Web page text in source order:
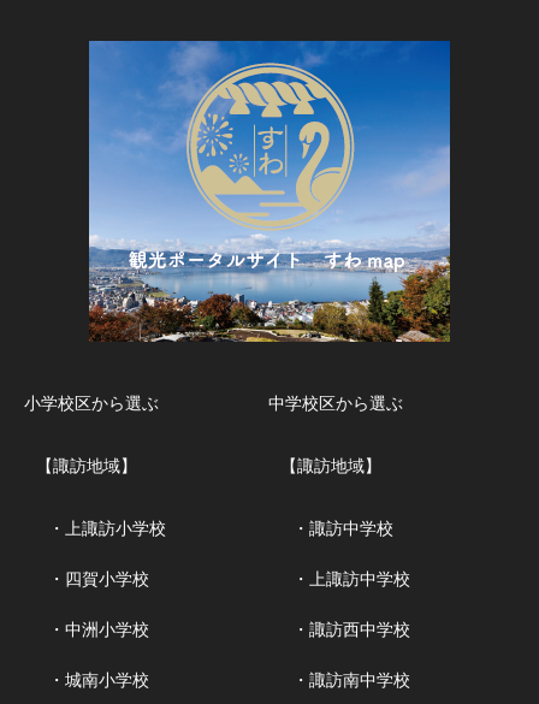
小学校区から選ぶ
【諏訪地域】
・上諏訪小学校
・四賀小学校
・中洲小学校
・城南小学校
中学校区から選ぶ
【諏訪地域】
・諏訪中学校
・上諏訪中学校
・諏訪西中学校
・諏訪南中学校